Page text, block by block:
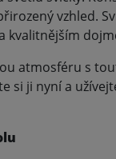
vzhled.
kvalitnějším
atmosféru s
si ji nyní a